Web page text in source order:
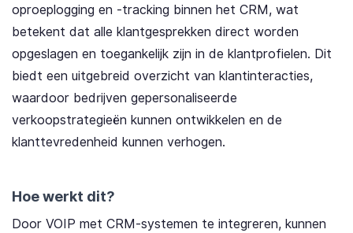
oproeplogging en -tracking binnen het CRM, wat
betekent dat alle klantgesprekken direct worden
opgeslagen en toegankelijk zijn in de klantprofielen. Dit
biedt een uitgebreid overzicht van klantinteracties,
waardoor bedrijven gepersonaliseerde
verkoopstrategieën kunnen ontwikkelen en de
klanttevredenheid kunnen verhogen.
Hoe werkt dit?
Door VOIP met CRM-systemen te integreren, kunnen